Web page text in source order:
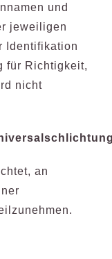
und
jeweiligen
Identifikation
für Richtigkeit,
nicht
an